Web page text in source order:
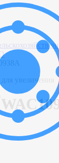
увеличения